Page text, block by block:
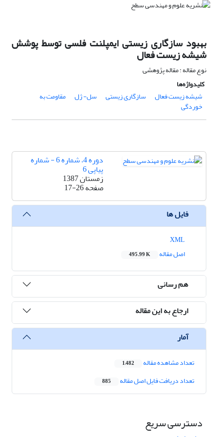
بهبود سازگاری زیستی ایمپلنت فلسی توسط پوشش
شیشه زیست فعال
نوع مقاله : مقاله پژوهشی
کلیدواژه‌ها
شیشه زیست فعال
سازگاری زیستی سل- ژل مقاومت به
خوردگی
دوره 4، شماره 6 - شماره
پیاپی 6
زمستان 1387
صفحه17-26
فایل ها
اصل مقاله
495.99 K
هم رسانی
ارجاع به این مقاله
آمار
تعداد مشاهده مقاله 1,482
تعداد دریافت فایل اصل مقاله 885
دسترسی سریع